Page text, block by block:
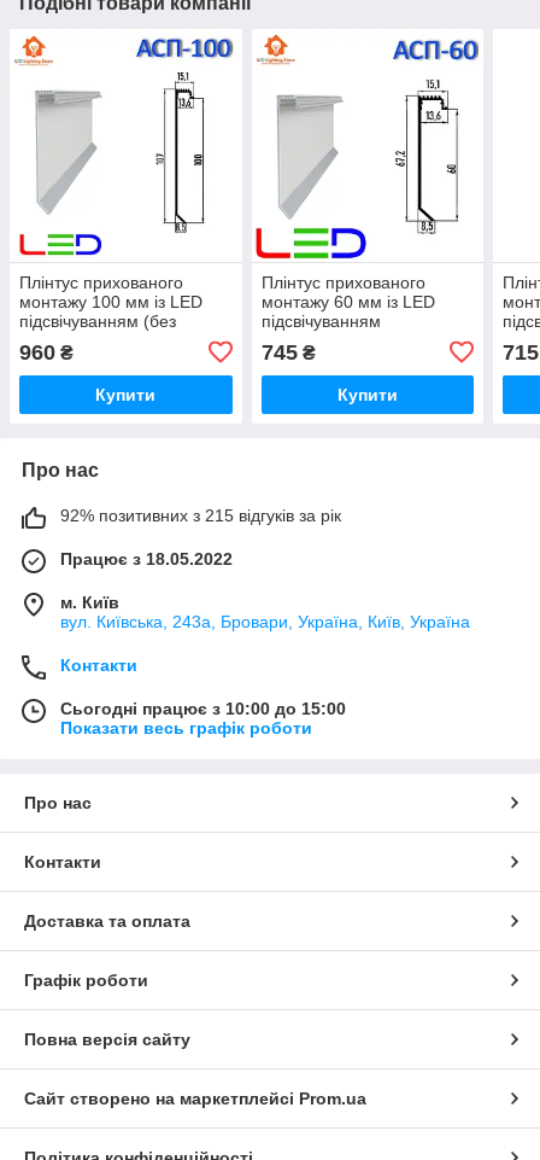
Плінтус прихованого
монтажу 100 мм із LED
підсвічуванням (без
960 ₴
Купити
Плінтус прихованого
монтажу 60 мм із LED
підсвічуванням
(порошкове фарбування
RAL) 2600мм.
745₴
Купити
715
Про нас
92% позитивних з 215 відгуків за рік
Працює з 18.05.2022
м. Київ
вул. Київська, 243а, Бровари, Україна, Київ, Україна
Контакти
Сьогодні працює з 10:00 до 15:00
Показати весь графік роботи
Про нас
Контакти
Доставка та оплата
Графік роботи
Повна версія сайту
Сайт створено на маркетплейсі Prom.ua